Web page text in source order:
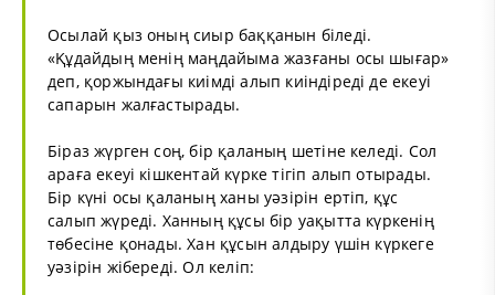
Осылай қыз оның сиыр баққанын біледі.
«Құдайдың менің маңдайыма жазғаны осы шығар»
деп, қоржындағы киімді алып киіндіреді де екеуі
сапарын жалғастырады.
Біраз жүрген соң, бір қаланың шетіне келеді. Сол
араға екеуі кішкентай күрке тігіп алып отырады.
Бір күні осы қаланың ханы уәзірін ертіп, құс
салып жүреді. Ханның құсы бір уақытта күркенің
төбесіне қонады. Хан құсын алдыру үшін күркеге
уәзірін жібереді. Ол келіп: